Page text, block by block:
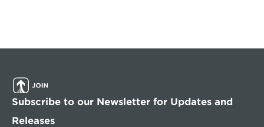
Subscribe to our Newsletter for Updates and
Releases